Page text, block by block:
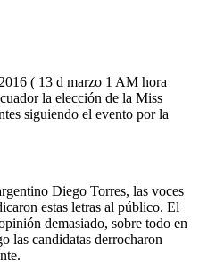
( 13 d marzo 1 AM hora
la elección de la Miss
siguiendo el evento por la
Diego Torres, las voces
estas letras al público. El
demasiado, sobre todo en
las candidatas derrocharon